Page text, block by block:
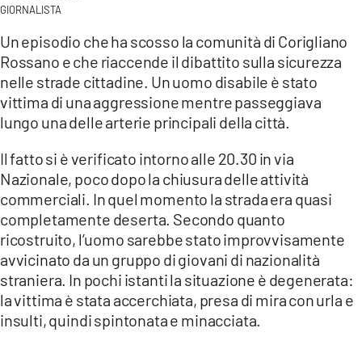
LACONAIR.IT
LACITYMAG.IT
ILREGGINO.IT
COSENZACHANNEL.IT
ILVIBONESE.IT
CATANZAROCHANNEL.IT
LACAPITALENEWS.IT
App
ANDROID
APPLE
GIORNALISTA
Un episodio che ha scosso la comunità di Corigliano
Rossano e che riaccende il dibattito sulla sicurezza
nelle strade cittadine. Un uomo disabile è stato
vittima di una aggressione mentre passeggiava
lungo una delle arterie principali della città.
Il fatto si è verificato intorno alle 20.30 in via
Nazionale, poco dopo la chiusura delle attività
commerciali. In quel momento la strada era quasi
completamente deserta. Secondo quanto
ricostruito, l’uomo sarebbe stato improvvisamente
avvicinato da un gruppo di giovani di nazionalità
straniera. In pochi istanti la situazione è degenerata:
la vittima è stata accerchiata, presa di mira con urla e
insulti, quindi spintonata e minacciata.